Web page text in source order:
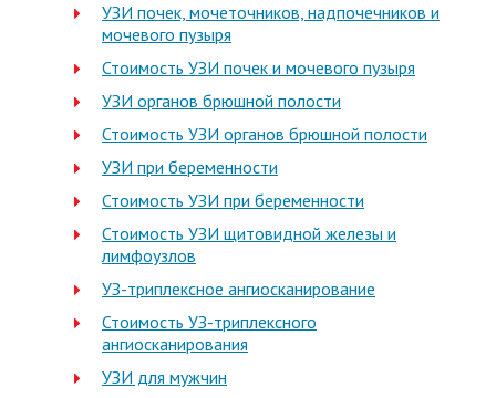
УЗИ почек, мочеточников, надпочечников и
мочевого пузыря
Стоимость УЗИ почек и мочевого пузыря
УЗИ органов брюшной полости
Стоимость УЗИ органов брюшной полости
УЗИ при беременности
Стоимость УЗИ при беременности
Стоимость УЗИ щитовидной железы и
лимфоузлов
УЗ-триплексное ангиосканирование
Стоимость УЗ-триплексного
ангиосканирования
УЗИ для мужчин